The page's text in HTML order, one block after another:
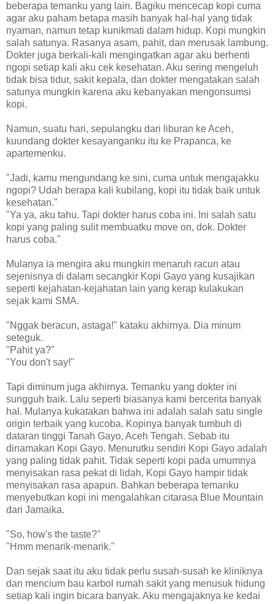
beberapa temanku yang lain. Bagiku mencecap kopi cuma
agar aku paham betapa masih banyak hal-hal yang tidak
nyaman, namun tetap kunikmati dalam hidup. Kopi mungkin
salah satunya. Rasanya asam, pahit, dan merusak lambung.
Dokter juga berkali-kali mengingatkan agar aku berhenti
ngopi setiap kali aku cek kesehatan. Aku sering mengeluh
tidak bisa tidur, sakit kepala, dan dokter mengatakan salah
satunya mungkin karena aku kebanyakan mengonsumsi
kopi.
Namun, suatu hari, sepulangku dari liburan ke Aceh,
kuundang dokter kesayanganku itu ke Prapanca, ke
apartemenku.
"Jadi, kamu mengundang ke sini, cuma untuk mengajakku
ngopi? Udah berapa kali kubilang, kopi itu tidak baik untuk
kesehatan."
"Ya ya, aku tahu. Tapi dokter harus coba ini. Ini salah satu
kopi yang paling sulit membuatku move on, dok. Dokter
harus coba."
Mulanya ia mengira aku mungkin menaruh racun atau
sejenisnya di dalam secangkir Kopi Gayo yang kusajikan
seperti kejahatan-kejahatan lain yang kerap kulakukan
sejak kami SMA.
"Nggak beracun, astaga!" kataku akhirnya. Dia minum
seteguk.
"Pahit ya?"
"You don't say!"
Tapi diminum juga akhirnya. Temanku yang dokter ini
sungguh baik. Lalu seperti biasanya kami bercerita banyak
hal. Mulanya kukatakan bahwa ini adalah salah satu single
origin terbaik yang kucoba. Kopinya banyak tumbuh di
dataran tinggi Tanah Gayo, Aceh Tengah. Sebab itu
dinamakan Kopi Gayo. Menurutku sendiri Kopi Gayo adalah
yang paling tidak pahit. Tidak seperti kopi pada umumnya
menyisakan rasa pekat di lidah, Kopi Gayo hampir tidak
menyisakan rasa apapun. Bahkan beberapa temanku
menyebutkan kopi ini mengalahkan citarasa Blue Mountain
dari Jamaika.
"So, how's the taste?"
"Hmm menarik-menarik."
Dan sejak saat itu aku tidak perlu susah-susah ke kliniknya
dan mencium bau karbol rumah sakit yang menusuk hidung
setiap kali ingin bicara banyak. Aku mengajaknya ke kedai